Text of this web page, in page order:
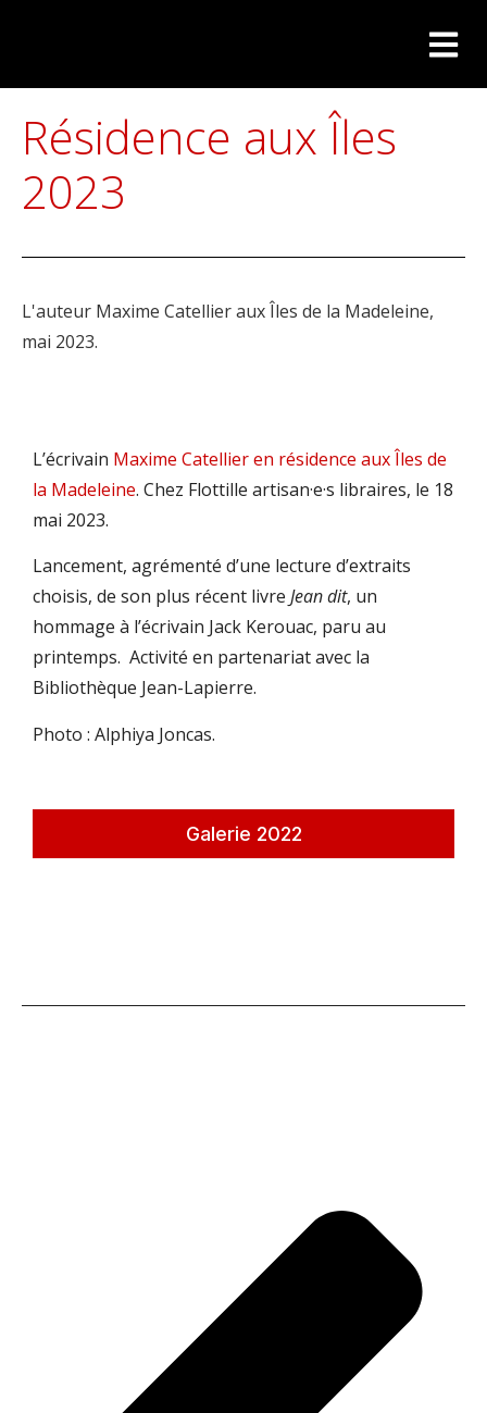
Résidence aux Îles
2023
L'auteur Maxime Catellier aux Îles de la Madeleine,
mai 2023.
L’écrivain Maxime Catellier en résidence aux Îles de
la Madeleine. Chez Flottille artisan·e·s libraires, le 18
mai 2023.
Lancement, agrémenté d’une lecture d’extraits
choisis, de son plus récent livre Jean dit, un
hommage à l’écrivain Jack Kerouac, paru au
printemps. Activité en partenariat avec la
Bibliothèque Jean-Lapierre.
Photo : Alphiya Joncas.
Galerie 2022